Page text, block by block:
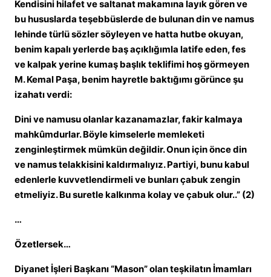
Kendisini hilafet ve saltanat makamına layık gören ve
bu hususlarda teşebbüslerde de bulunan din ve namus
lehinde türlü sözler söyleyen ve hatta hutbe okuyan,
benim kapalı yerlerde baş açıklığımla latife eden, fes
ve kalpak yerine kumaş başlık teklifimi hoş görmeyen
M. Kemal Paşa, benim hayretle baktığımı görünce şu
izahatı verdi:
Dini ve namusu olanlar kazanamazlar, fakir kalmaya
mahkûmdurlar. Böyle kimselerle memleketi
zenginleştirmek mümkün değildir. Onun için önce din
ve namus telakkisini kaldırmalıyız. Partiyi, bunu kabul
edenlerle kuvvetlendirmeli ve bunları çabuk zengin
etmeliyiz. Bu suretle kalkınma kolay ve çabuk olur..” (2)
…
Özetlersek…
Diyanet İşleri Başkanı “Mason” olan teşkilatın İmamları